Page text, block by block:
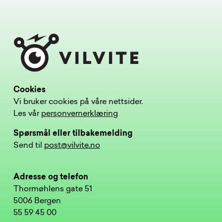
Cookies
Vi bruker cookies på våre nettsider.
Les vår personvernerklæring
Spørsmål eller tilbakemelding
Send til post@vilvite.no
Adresse og telefon
Thormøhlens gate 51
5006 Bergen
55 59 45 00